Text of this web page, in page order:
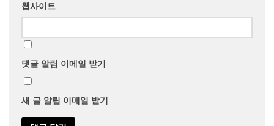
웹사이트
댓글 알림 이메일 받기
새 글 알림 이메일 받기